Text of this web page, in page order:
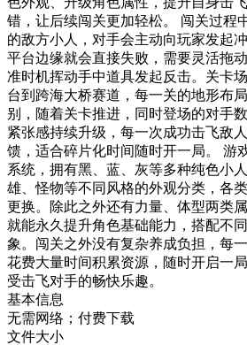
错，让后续闯关更加轻松。 闯关过程
的敌方小人，对手会主动向玩家发起
平台边缘就会直接失败，需要灵活拖
准时机挥动手中道具发起反击。关卡
台到跨海大桥赛道，每一关的地形布
别，随着关卡推进，同时登场的对手
紧张感持续升级，每一次成功击飞敌
馈，适合碎片化时间随时开一局。 游
系统，拥有黑、蓝、灰等多种纯色小
雄、怪物等不同风格的外观分类，各
更换。除此之外还有力量、体型两类
就能永久提升角色基础能力，搭配不
象。闯关之外没有复杂养成负担，每
花费大量时间积累资源，随时开启一
受击飞对手的畅快乐趣。
基本信息
无需网络；付费下载
文件大小